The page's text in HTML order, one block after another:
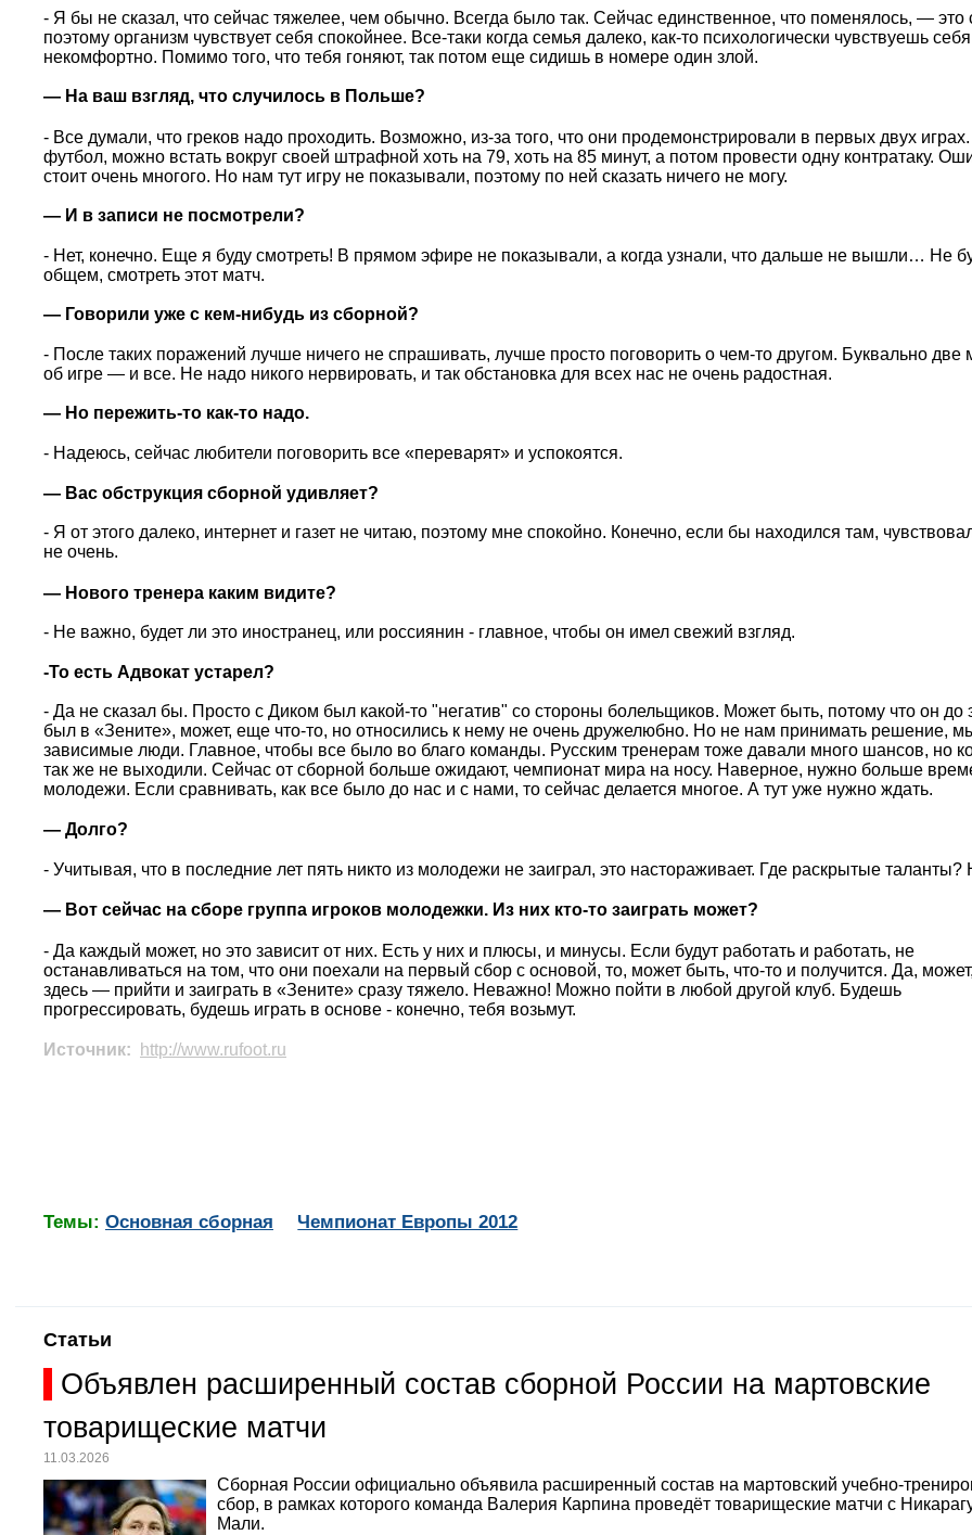
- Я бы не сказал, что сейчас тяжелее, чем обычно. Всегда было так. Сейчас единственное, что поменялось, — это
поэтому организм чувствует себя спокойнее. Все-таки когда семья далеко, как-то психологически чувствуешь себя
некомфортно. Помимо того, что тебя гоняют, так потом еще сидишь в номере один злой.
— На ваш взгляд, что случилось в Польше?
- Все думали, что греков надо проходить. Возможно, из-за того, что они продемонстрировали в первых двух
футбол, можно встать вокруг своей штрафной хоть на 79, хоть на 85 минут, а потом провести одну контратаку.
стоит очень многого. Но нам тут игру не показывали, поэтому по ней сказать ничего не могу.
— И в записи не посмотрели?
- Нет, конечно. Еще я буду смотреть! В прямом эфире не показывали, а когда узнали, что дальше не вышли… Не
общем, смотреть этот матч.
— Говорили уже с кем-нибудь из сборной?
- После таких поражений лучше ничего не спрашивать, лучше просто поговорить о чем-то другом. Буквально две
об игре — и все. Не надо никого нервировать, и так обстановка для всех нас не очень радостная.
— Но пережить-то как-то надо.
- Надеюсь, сейчас любители поговорить все «переварят» и успокоятся.
— Вас обструкция сборной удивляет?
- Я от этого далеко, интернет и газет не читаю, поэтому мне спокойно. Конечно, если бы находился там,
не очень.
— Нового тренера каким видите?
- Не важно, будет ли это иностранец, или россиянин - главное, чтобы он имел свежий взгляд.
-То есть Адвокат устарел?
- Да не сказал бы. Просто с Диком был какой-то "негатив" со стороны болельщиков. Может быть, потому что он до
был в «Зените», может, еще что-то, но относились к нему не очень дружелюбно. Но не нам принимать решение,
зависимые люди. Главное, чтобы все было во благо команды. Русским тренерам тоже давали много шансов, но
так же не выходили. Сейчас от сборной больше ожидают, чемпионат мира на носу. Наверное, нужно больше
молодежи. Если сравнивать, как все было до нас и с нами, то сейчас делается многое. А тут уже нужно ждать.
— Долго?
- Учитывая, что в последние лет пять никто из молодежи не заиграл, это настораживает. Где раскрытые таланты?
— Вот сейчас на сборе группа игроков молодежки. Из них кто-то заиграть может?
- Да каждый может, но это зависит от них. Есть у них и плюсы, и минусы. Если будут работать и работать, не
останавливаться на том, что они поехали на первый сбор с основой, то, может быть, что-то и получится. Да,
здесь — прийти и заиграть в «Зените» сразу тяжело. Неважно! Можно пойти в любой другой клуб. Будешь
прогрессировать, будешь играть в основе - конечно, тебя возьмут.
Источник: http://www.rufoot.ru
Темы: Основная сборная Чемпионат Европы 2012
Статьи
Объявлен расширенный состав сборной России на мартовские
товарищеские матчи
11.03.2026
Сборная России официально объявила расширенный состав на мартовский учебно-
сбор, в рамках которого команда Валерия Карпина проведёт товарищеские матчи с
Мали.